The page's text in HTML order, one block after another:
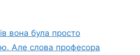
вона була просто
Але слова професора